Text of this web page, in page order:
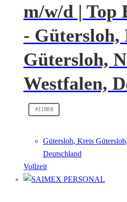
m/w/d | Top
- Gütersloh,
Gütersloh,
Westfalen,
#11888
Gütersloh, Kreis
Deutschland
Vollzeit